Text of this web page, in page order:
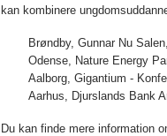
kan kombinere
Brøndby, Gunnar Nu
Odense, Nature Energy
Aalborg, Gigantium -
Aarhus, Djurslands Bank
Du kan finde mere information